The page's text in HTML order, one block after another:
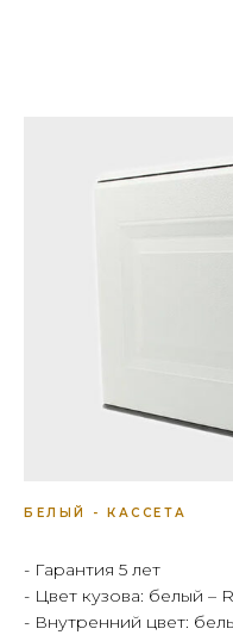
БЕЛЫЙ - КАССЕТА
- Гарантия 5 лет
- Цвет кузова: белый –
- Внутренний цвет: